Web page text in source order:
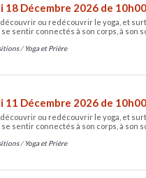
18 Décembre 2026 de
ou redécouvrir le yoga, et
sentir connectés à son corps, à son
/Yoga et Prière
11 Décembre 2026 de
ou redécouvrir le yoga, et
sentir connectés à son corps, à son
/Yoga et Prière